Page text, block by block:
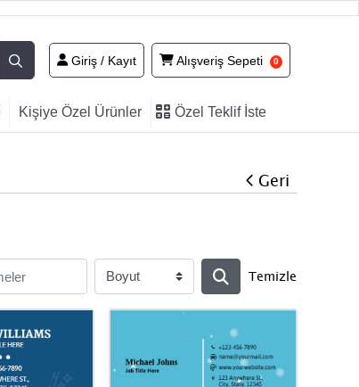
Giriş / Kayıt
Giriş / Kayıt Alışveriş Sepeti
Alışveriş Sepeti 0
Kişiye Özel Ürünler
Özel
Teklif
Özel Teklif İste
Geri
Temizle